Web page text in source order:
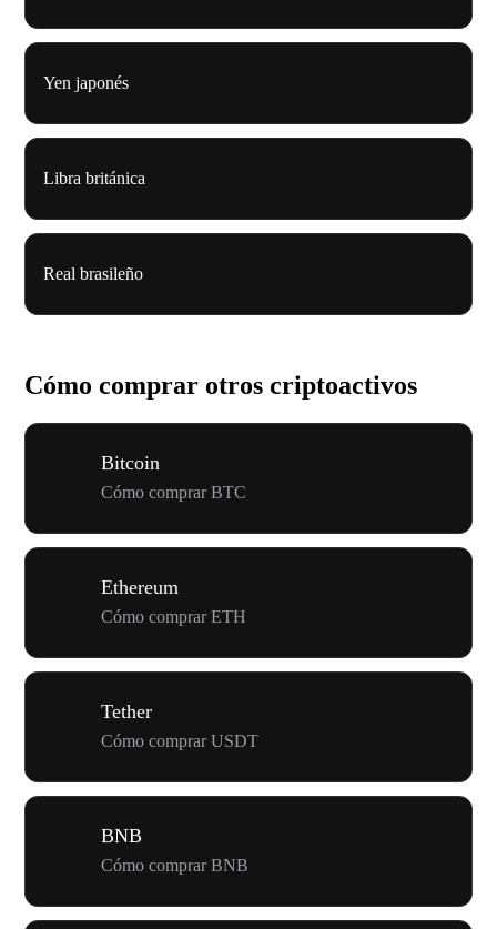
Yen japonés
Libra británica
Real brasileño
Cómo comprar otros criptoactivos
Bitcoin
Cómo comprar BTC
Ethereum
Cómo comprar ETH
Tether
Cómo comprar USDT
BNB
Cómo comprar BNB